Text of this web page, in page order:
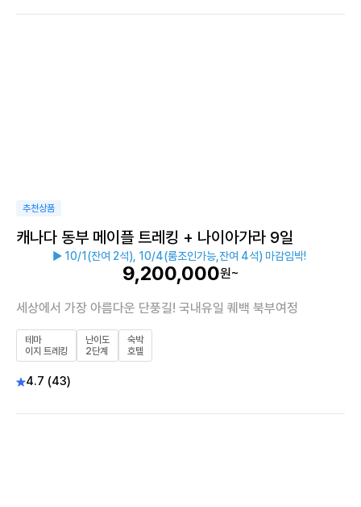
추천상품
캐나다 동부 메이플 트레킹 + 나이아가라 9일
▶ 10/1(잔여 2석), 10/4(룸조인가능,잔여 4석) 마감임박!
9,200,000원~
세상에서 가장 아름다운 단풍길! 국내유일 퀘백 북부여정
테마
이지 트레킹
난이도
2단계
숙박
호텔
4.7 (43)